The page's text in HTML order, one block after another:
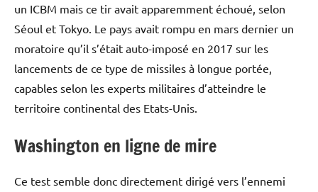
un ICBM mais ce tir avait apparemment échoué, selon
Séoul et Tokyo. Le pays avait rompu en mars dernier un
moratoire qu’il s’était auto-imposé en 2017 sur les
lancements de ce type de missiles à longue portée,
capables selon les experts militaires d’atteindre le
territoire continental des Etats-Unis.
Washington en ligne de mire
Ce test semble donc directement dirigé vers l’ennemi